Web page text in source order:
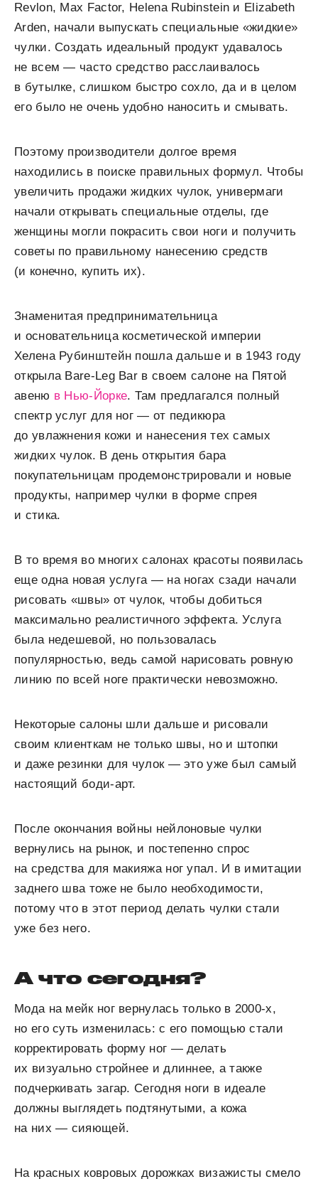
Revlon, Max Factor, Helena Rubinstein и Elizabeth
Arden, начали выпускать специальные «жидкие»
чулки. Создать идеальный продукт удавалось
не всем — часто средство расслаивалось
в бутылке, слишком быстро сохло, да и в целом
его было не очень удобно наносить и смывать.
Поэтому производители долгое время
находились в поиске правильных формул. Чтобы
увеличить продажи жидких чулок, универмаги
начали открывать специальные отделы, где
женщины могли покрасить свои ноги и получить
советы по правильному нанесению средств
(и конечно, купить их).
Знаменитая предпринимательница
и основательница косметической империи
Хелена Рубинштейн пошла дальше и в 1943 году
открыла Bare-Leg Bar в своем салоне на Пятой
авеню в Нью-Йорке. Там предлагался полный
спектр услуг для ног — от педикюра
до увлажнения кожи и нанесения тех самых
жидких чулок. В день открытия бара
покупательницам продемонстрировали и новые
продукты, например чулки в форме спрея
и стика.
В то время во многих салонах красоты появилась
еще одна новая услуга — на ногах сзади начали
рисовать «швы» от чулок, чтобы добиться
максимально реалистичного эффекта. Услуга
была недешевой, но пользовалась
популярностью, ведь самой нарисовать ровную
линию по всей ноге практически невозможно.
Некоторые салоны шли дальше и рисовали
своим клиенткам не только швы, но и штопки
и даже резинки для чулок — это уже был самый
настоящий боди-арт.
После окончания войны нейлоновые чулки
вернулись на рынок, и постепенно спрос
на средства для макияжа ног упал. И в имитации
заднего шва тоже не было необходимости,
потому что в этот период делать чулки стали
уже без него.
А что сегодня?
Мода на мейк ног вернулась только в 2000-х,
но его суть изменилась: с его помощью стали
корректировать форму ног — делать
их визуально стройнее и длиннее, а также
подчеркивать загар. Сегодня ноги в идеале
должны выглядеть подтянутыми, а кожа
на них — сияющей.
На красных ковровых дорожках визажисты смело